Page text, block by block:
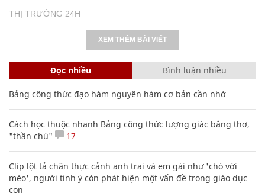
THỊ TRƯỜNG 24H
XEM THÊM BÀI VIẾT
Đọc nhiều Bình luận nhiều
Bảng công thức đạo hàm nguyên hàm cơ bản cần nhớ
Cách học thuộc nhanh Bảng công thức lượng giác bằng thơ,
"thần chú"
17
Clip lột tả chân thực cảnh anh trai và em gái như 'chó với
mèo', người tinh ý còn phát hiện một vấn đề trong giáo dục
con